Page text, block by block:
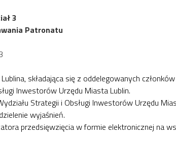
3
Patronatu
składająca się z oddelegowanych
Inwestorów Urzędu Miasta Lublin.
Strategii i Obsługi Inwestorów Urzędu
wyjaśnień.
przedsięwzięcia w formie elektronicznej na